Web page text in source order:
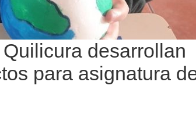
desarrollan
para asignatura